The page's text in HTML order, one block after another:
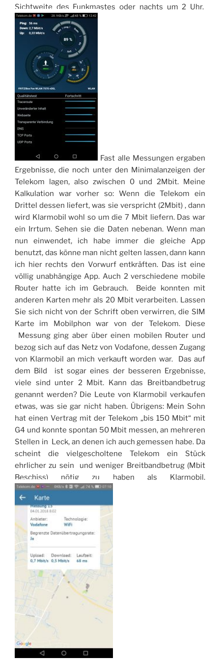
Sichtweite des Funkmastes oder nachts um 2 Uhr.
Fast alle Messungen ergaben
Ergebnisse, die noch unter den Minimalanzeigen der
Telekom lagen, also zwischen 0 und 2Mbit. Meine
Kalkulation war vorher so: Wenn die Telekom ein
Drittel dessen liefert, was sie verspricht (2Mbit) , dann
wird Klarmobil wohl so um die 7 Mbit liefern. Das war
ein Irrtum. Sehen sie die Daten nebenan. Wenn man
nun einwendet, ich habe immer die gleiche App
benutzt, das könne man nicht gelten lassen, dann kann
ich hier rechts den Vorwurf entkräften. Das ist eine
völlig unabhängige App. Auch 2 verschiedene mobile
Router hatte ich im Gebrauch. Beide konnten mit
anderen Karten mehr als 20 Mbit verarbeiten. Lassen
Sie sich nicht von der Schrift oben verwirren, die SIM
Karte im Mobilphon war von der Telekom. Diese
Messung ging aber über einen mobilen Router und
bezog sich auf das Netz von Vodafone, dessen Zugang
von Klarmobil an mich verkauft worden war. Das auf
dem Bild ist sogar eines der besseren Ergebnisse,
viele sind unter 2 Mbit. Kann das Breitbandbetrug
genannt werden? Die Leute von Klarmobil verkaufen
etwas, was sie gar nicht haben. Übrigens: Mein Sohn
hat einen Vertrag mit der Telekom „bis 150 Mbit“ mit
G4 und konnte spontan 50 Mbit messen, an mehreren
Stellen in Leck, an denen ich auch gemessen habe. Da
scheint die vielgescholtene Telekom ein Stück
ehrlicher zu sein und weniger Breitbandbetrug (Mbit
Beschiss) nötig zu haben als Klarmobil.